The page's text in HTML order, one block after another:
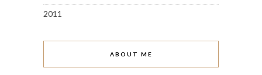
2011
ABOUT ME